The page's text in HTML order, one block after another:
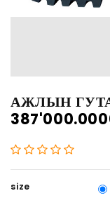
АЖЛЫН
size